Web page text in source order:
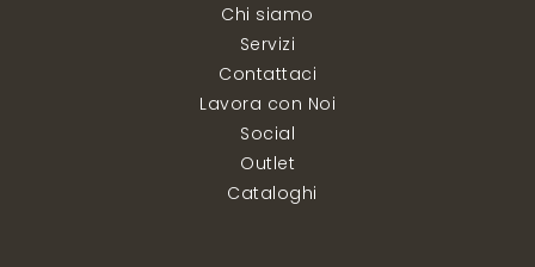
Chi siamo
Servizi
Contattaci
Lavora con Noi
Social
Outlet
Cataloghi